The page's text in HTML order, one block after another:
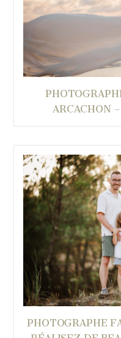
ARCACHON
PHOTOGRAPHE